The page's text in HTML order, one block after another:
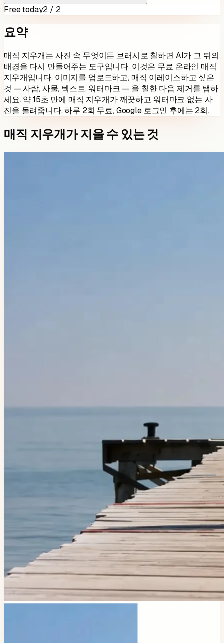
Free today2 / 2
요약
매직 지우개는 사진 속 무엇이든 브러시로 칠하면 AI가 그 뒤의
배경을 다시 만들어주는 도구입니다. 이것은 무료 온라인 매직
지우개입니다. 이미지를 업로드하고, 매직 이레이스하고 싶은
것 — 사람, 사물, 텍스트, 워터마크 — 을 칠한 다음 제거를 탭하
세요. 약 15초 만에 매직 지우개가 깨끗하고 워터마크 없는 사
진을 돌려줍니다. 하루 2회 무료, Google 로그인 후에는 2회.
매직 지우개가 지울 수 있는 것